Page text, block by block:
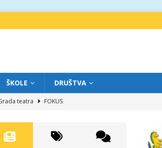
ŠKOLE DRUŠTVA
teatra
FOKUS